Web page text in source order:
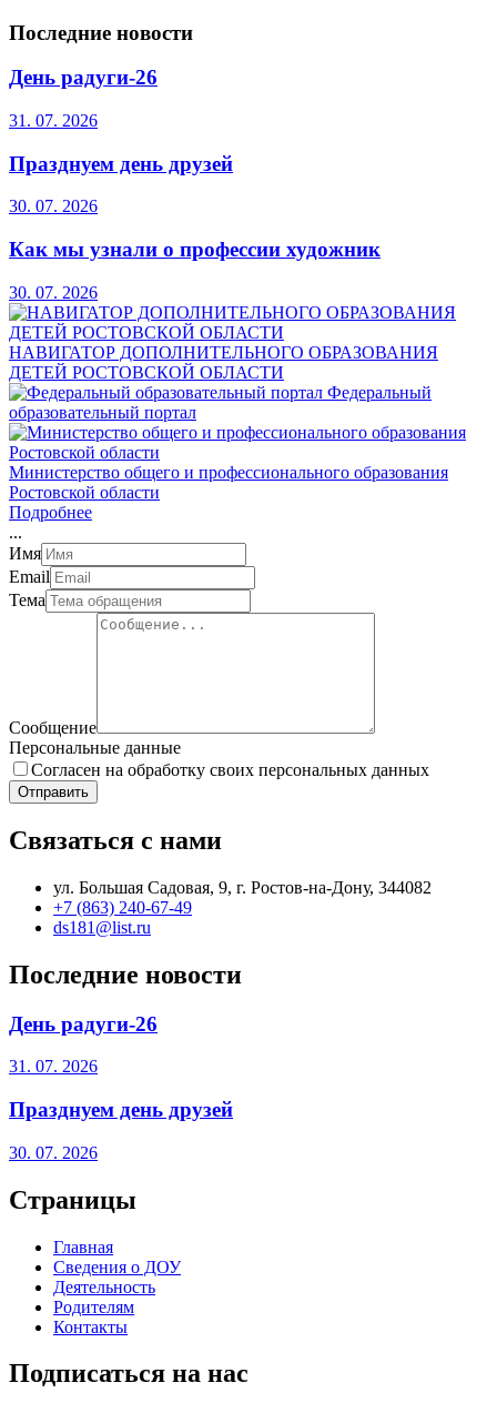
Последние новости
День радуги-26
31. 07. 2026
Празднуем день друзей
30. 07. 2026
Как мы узнали о профессии художник
30. 07. 2026
НАВИГАТОР ДОПОЛНИТЕЛЬНОГО ОБРАЗОВАНИЯ
ДЕТЕЙ РОСТОВСКОЙ ОБЛАСТИ
Федеральный
образовательный портал
Министерство общего и профессионального образования
Ростовской области
Подробнее
...
Имя
Email
Тема
Сообщение
Персональные данные
Согласен на обработку своих персональных данных
Отправить
Связаться с нами
ул. Большая Садовая, 9, г. Ростов-на-Дону, 344082
+7 (863) 240-67-49
ds181@list.ru
Последние новости
День радуги-26
31. 07. 2026
Празднуем день друзей
30. 07. 2026
Страницы
Главная
Сведения о ДОУ
Деятельность
Родителям
Контакты
Подписаться на нас